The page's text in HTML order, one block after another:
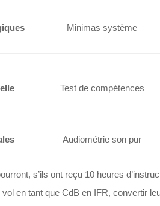
Minimas système
Test de compétences
Audiométrie son pur
s’ils ont reçu 10 heures
en tant que CdB en IFR, convertir